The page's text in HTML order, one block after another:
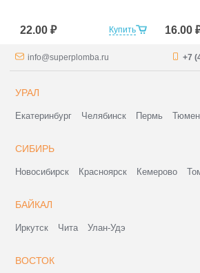
Купить
22.00 ₽ 16.00
info@superplomba.ru +7
УРАЛ
Екатеринбург Челябинск Пермь
СИБИРЬ
Новосибирск Красноярск Кемерово
БАЙКАЛ
Иркутск Чита Улан-Удэ
ВОСТОК